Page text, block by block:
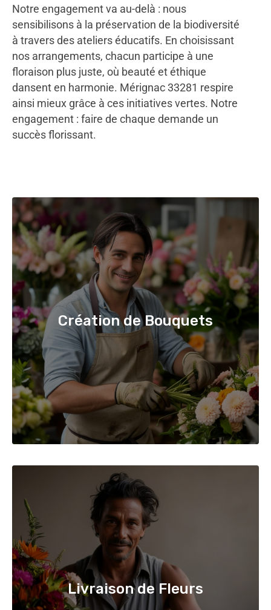
Notre engagement va au-delà : nous
sensibilisons à la préservation de la biodiversité
à travers des ateliers éducatifs. En choisissant
nos arrangements, chacun participe à une
floraison plus juste, où beauté et éthique
dansent en harmonie. Mérignac 33281 respire
ainsi mieux grâce à ces initiatives vertes. Notre
engagement : faire de chaque demande un
succès florissant.
Création de Bouquets
Livraison de Fleurs